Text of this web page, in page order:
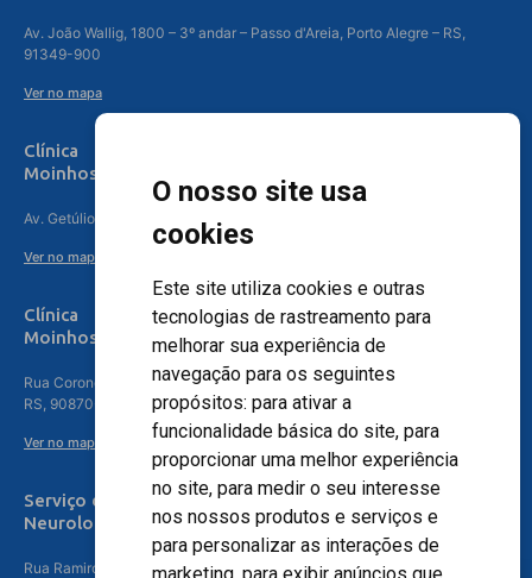
O nosso site usa
cookies
Este site utiliza cookies e outras
tecnologias de rastreamento para
melhorar sua experiência de
navegação para os seguintes
propósitos: para ativar a
funcionalidade básica do site, para
proporcionar uma melhor experiência
no site, para medir o seu interesse
nos nossos produtos e serviços e
para personalizar as interações de
Av. João Wallig, 1800 – 3º andar – Passo d'Areia, Porto Alegre – RS,
91349-900
Ver no mapa
Clínica
Moinhos de Vento Canoas
Av. Getúlio Vargas, 4841 – Centro, Canoas – RS, 92010-010
Ver no mapa
Clínica
Moinhos de Vento - Teresópolis
Rua Coronel Aparício Borges, 250 - 3º andar - Teresópolis, Porto Alegre -
RS, 90870-016
Ver no mapa
Serviço de
Neurologia
Rua Ramiro Barcelos, 630 – 5º andar – Floresta, Porto Alegre – RS,